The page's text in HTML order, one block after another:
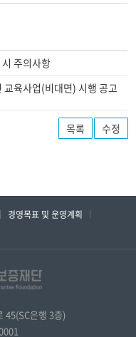
주의사항
육사업(비대면) 시행 공고
목록 수정
경영목표 및 운영계획
45(SC은행 3층)